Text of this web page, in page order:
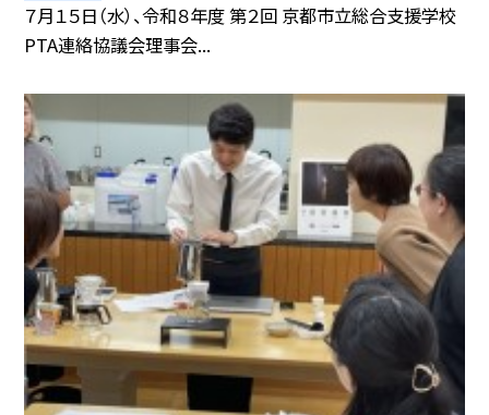
７月１５日（水）、令和８年度 第２回 京都市立総合支援学校
PTA連絡協議会理事会...